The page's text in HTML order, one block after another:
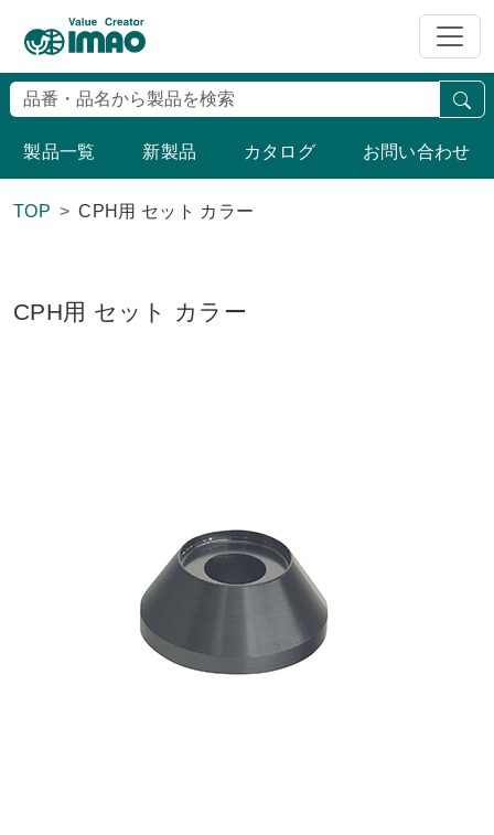
製品一覧 新製品 カタログ お問い合わせ
TOP CPH用 セット カラー
CPH用 セット カラー